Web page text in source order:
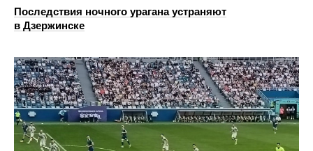
Последствия ночного урагана устраняют
в Дзержинске